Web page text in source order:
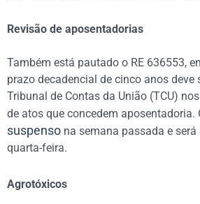
Revisão de aposentadorias
Também está pautado o RE 636553,
prazo decadencial de cinco anos deve
Tribunal de Contas da União (TCU)
de atos que concedem aposentadoria.
suspenso na semana passada e
quarta-feira.
Agrotóxicos